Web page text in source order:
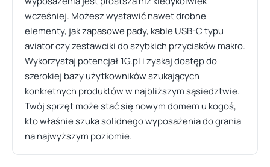
wcześniej. Możesz wystawić nawet drobne
elementy, jak zapasowe pady, kable USB-C typu
aviator czy zestawciki do szybkich przycisków makro.
Wykorzystaj potencjał 1G.pl i zyskaj dostęp do
szerokiej bazy użytkowników szukających
konkretnych produktów w najbliższym sąsiedztwie.
Twój sprzęt może stać się nowym domem u kogoś,
kto właśnie szuka solidnego wyposażenia do grania
na najwyższym poziomie.